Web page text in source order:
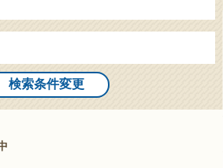
ニーホールの一覧から詳細をご覧いた
違いとは？葬儀の意味、費用相場や流れ
検索条件変更